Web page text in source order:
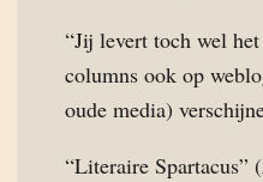
“Jij levert toch wel
columns ook op
oude media)
“Literaire Spartacus” (